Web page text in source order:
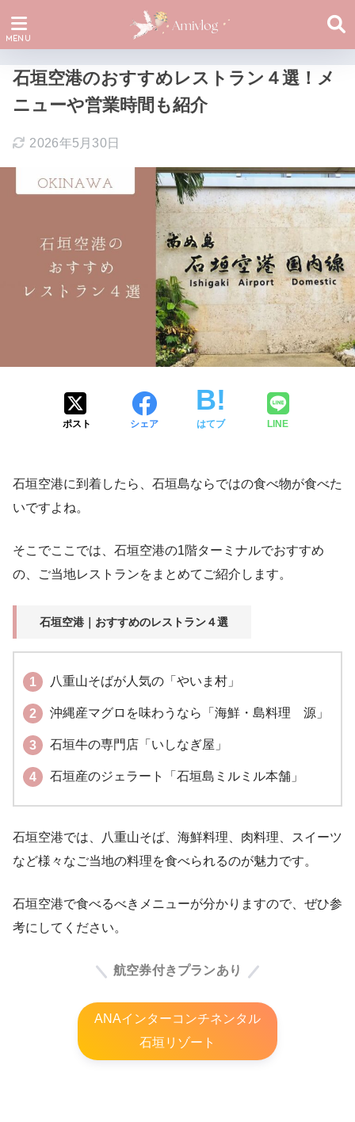
石垣空港のおすすめレストラン４選！メ
ニューや営業時間も紹介
2026年5月30日
ポスト シェア はてブ LINE
石垣空港に到着したら、石垣島ならではの食べ物が食べた
いですよね。
そこでここでは、石垣空港の1階ターミナルでおすすめ
の、ご当地レストランをまとめてご紹介します。
石垣空港｜おすすめのレストラン４選
八重山そばが人気の「やいま村」
沖縄産マグロを味わうなら「海鮮・島料理 源」
石垣牛の専門店「いしなぎ屋」
石垣産のジェラート「石垣島ミルミル本舗」
石垣空港では、八重山そば、海鮮料理、肉料理、スイーツ
など様々なご当地の料理を食べられるのが魅力です。
石垣空港で食べるべきメニューが分かりますので、ぜひ参
考にしてください。
航空券付きプランあり
ANAインターコンチネンタル
石垣リゾート